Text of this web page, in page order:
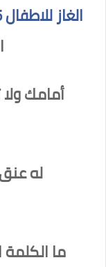
الغاز للاطفال 6 سنوات
أمامك
له
ما